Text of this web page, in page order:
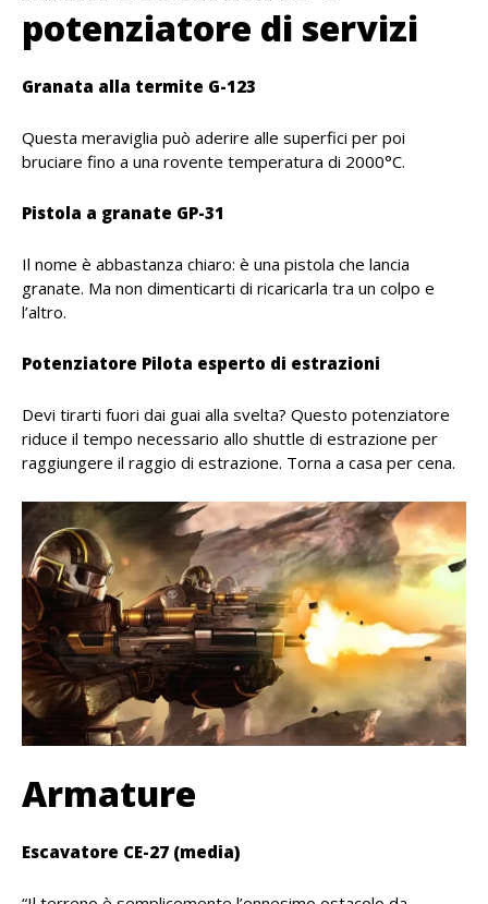
potenziatore di servizi
Granata alla termite G-123
Questa meraviglia può aderire alle superfici per poi
bruciare fino a una rovente temperatura di 2000°C.
Pistola a granate GP-31
Il nome è abbastanza chiaro: è una pistola che lancia
granate. Ma non dimenticarti di ricaricarla tra un colpo e
l’altro.
Potenziatore Pilota esperto di estrazioni
Devi tirarti fuori dai guai alla svelta? Questo potenziatore
riduce il tempo necessario allo shuttle di estrazione per
raggiungere il raggio di estrazione. Torna a casa per cena.
Armature
Escavatore CE-27 (media)